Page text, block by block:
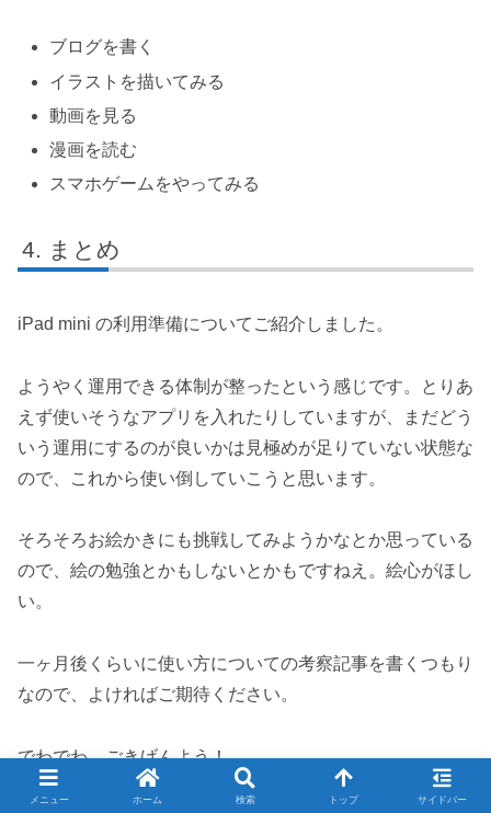
ブログを書く
イラストを描いてみる
動画を見る
漫画を読む
スマホゲームをやってみる
まとめ
iPad mini の利用準備についてご紹介しました。
ようやく運用できる体制が整ったという感じです。とりあ
えず使いそうなアプリを入れたりしていますが、まだどう
いう運用にするのが良いかは見極めが足りていない状態な
ので、これから使い倒していこうと思います。
そろそろお絵かきにも挑戦してみようかなとか思っている
ので、絵の勉強とかもしないとかもですねえ。絵心がほし
い。
一ヶ月後くらいに使い方についての考察記事を書くつもり
なので、よければご期待ください。
でわでわ。ごきげんよう！
メニュー ホーム 検索 トップ サイドバー